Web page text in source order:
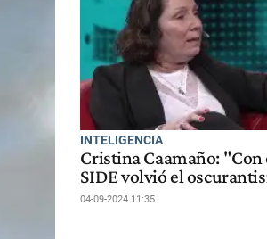
INTELIGENCIA
Cristina Caamaño: "Con
SIDE volvió el
04-09-2024 11:35